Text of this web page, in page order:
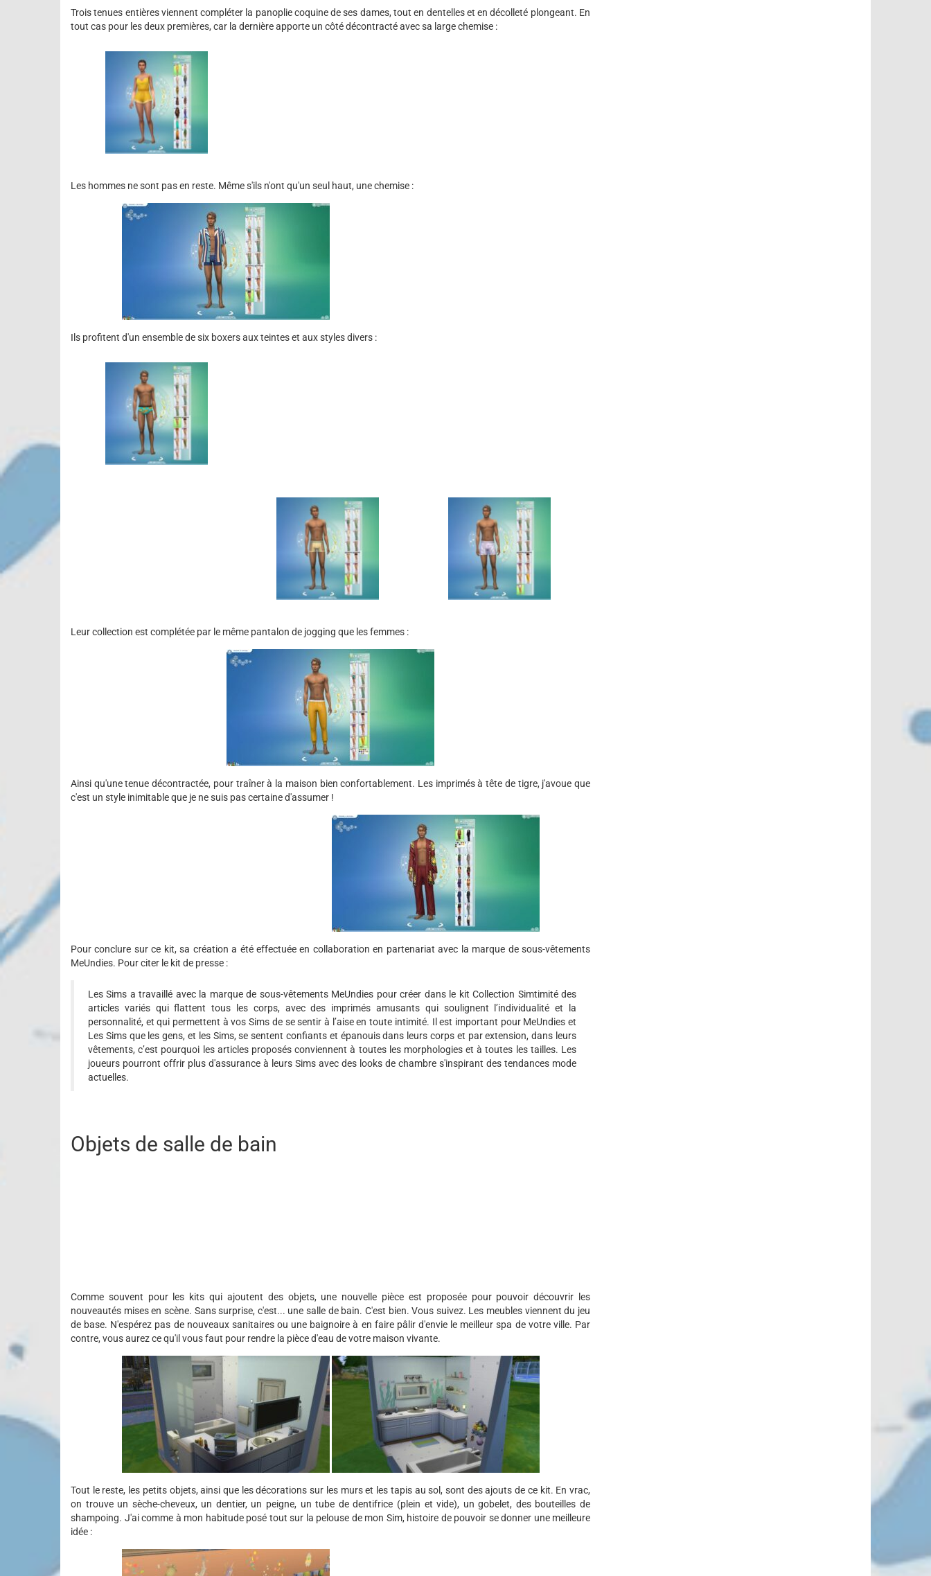
Trois tenues entières viennent compléter la panoplie coquine de ses dames, tout en dentelles et en décolleté plongeant. En
tout cas pour les deux premières, car la dernière apporte un côté décontracté avec sa large chemise :
Les hommes ne sont pas en reste. Même s'ils n'ont qu'un seul haut, une chemise :
Ils profitent d'un ensemble de six boxers aux teintes et aux styles divers :
Leur collection est complétée par le même pantalon de jogging que les femmes :
Ainsi qu'une tenue décontractée, pour traîner à la maison bien confortablement. Les imprimés à tête de tigre, j'avoue que
c'est un style inimitable que je ne suis pas certaine d'assumer !
Pour conclure sur ce kit, sa création a été effectuée en collaboration en partenariat avec la marque de sous-vêtements
MeUndies. Pour citer le kit de presse :
Les Sims a travaillé avec la marque de sous-vêtements MeUndies pour créer dans le kit Collection Simtimité des
articles variés qui flattent tous les corps, avec des imprimés amusants qui soulignent l’individualité et la
personnalité, et qui permettent à vos Sims de se sentir à l’aise en toute intimité. Il est important pour MeUndies et
Les Sims que les gens, et les Sims, se sentent confiants et épanouis dans leurs corps et par extension, dans leurs
vêtements, c’est pourquoi les articles proposés conviennent à toutes les morphologies et à toutes les tailles. Les
joueurs pourront offrir plus d'assurance à leurs Sims avec des looks de chambre s'inspirant des tendances mode
actuelles.
Objets de salle de bain
Comme souvent pour les kits qui ajoutent des objets, une nouvelle pièce est proposée pour pouvoir découvrir les
nouveautés mises en scène. Sans surprise, c'est... une salle de bain. C'est bien. Vous suivez. Les meubles viennent du jeu
de base. N'espérez pas de nouveaux sanitaires ou une baignoire à en faire pâlir d'envie le meilleur spa de votre ville. Par
contre, vous aurez ce qu'il vous faut pour rendre la pièce d'eau de votre maison vivante.
Tout le reste, les petits objets, ainsi que les décorations sur les murs et les tapis au sol, sont des ajouts de ce kit. En vrac,
on trouve un sèche-cheveux, un dentier, un peigne, un tube de dentifrice (plein et vide), un gobelet, des bouteilles de
shampoing. J'ai comme à mon habitude posé tout sur la pelouse de mon Sim, histoire de pouvoir se donner une meilleure
idée :